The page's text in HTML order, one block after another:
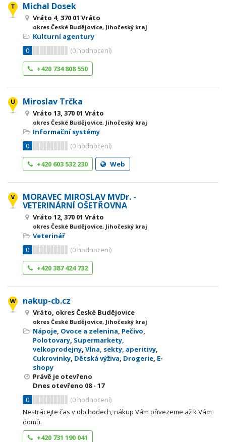
Michal Dosek
Vráto 4, 370 01 Vráto
okres České Budějovice, Jihočeský kraj
Kulturní agentury
0
(0 hodnocení)
+420 734 808 550
Miroslav Trčka
Vráto 13, 370 01 Vráto
okres České Budějovice, Jihočeský kraj
Informační systémy
0
(0 hodnocení)
+420 603 532 230
Web
MORAVEC MIROSLAV MVDr. -
VETERINÁRNÍ OŠETŘOVNA
Vráto 12, 370 01 Vráto
okres České Budějovice, Jihočeský kraj
Veterinář
0
(0 hodnocení)
+420 387 424 732
nakup-cb.cz
Vráto, okres České Budějovice
okres České Budějovice, Jihočeský kraj
Nápoje, Ovoce a zelenina, Pečivo,
Polotovary, Supermarkety,
velkoprodejny, Vína, sekty, aperitivy,
Cukrovinky, Dětská výživa, Drogerie, E-
shopy
Právě je otevřeno
Dnes otevřeno 08 - 17
0
(0 hodnocení)
Nestrácejte čas v obchodech, nákup Vám přivezeme až k Vám
domů.
+420 731 190 041